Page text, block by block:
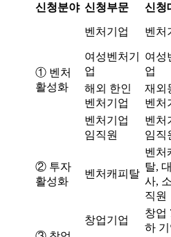
신청분야 신청부문 신청
① 벤처
활성화
벤처기업 벤처
여성벤처기
업
여성
업
해외 한인
벤처기업
재외
벤처
벤처기업
임직원
벤처
임직
② 투자
활성화
벤처캐피탈
벤처
탈,
사,
직원
창업기업
창업
하